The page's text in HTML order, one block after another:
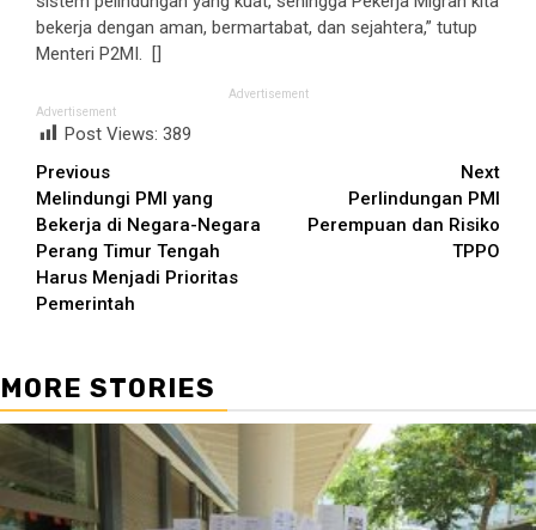
bekerja dengan aman, bermartabat, dan sejahtera,” tutup
Menteri P2MI. []
Advertisement
Advertisement
Post Views: 389
Continue
Reading
Previous
Melindungi PMI yang
Bekerja di Negara-Negara
Perang Timur Tengah
Harus Menjadi Prioritas
Pemerintah
Next
Perlindungan PMI
Perempuan dan Risiko
TPPO
MORE STORIES